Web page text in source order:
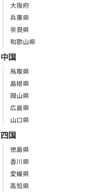
大阪府
兵庫県
奈良県
和歌山県
中国
鳥取県
島根県
岡山県
広島県
山口県
四国
徳島県
香川県
愛媛県
高知県